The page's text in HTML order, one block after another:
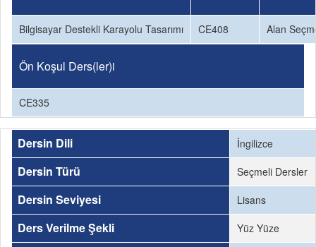
Bilgisayar Destekli Karayolu Tasarımı CE408 Alan
Ön Koşul Ders(ler)i
CE335
Dersin Dili İngilizce
Dersin Türü Seçmeli Dersler
Dersin Seviyesi Lisans
Ders Verilme Şekli Yüz Yüze